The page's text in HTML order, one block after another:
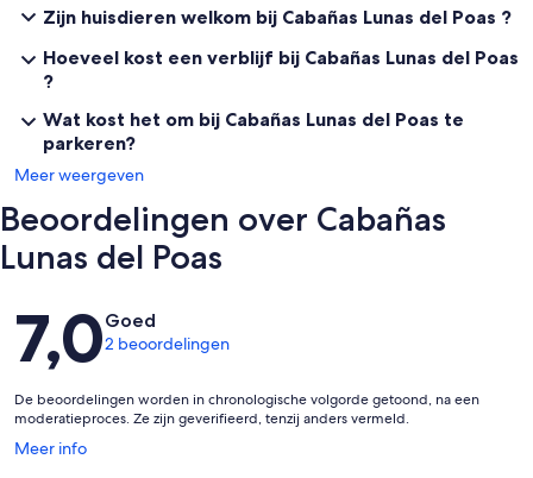
Zijn huisdieren welkom bij Cabañas Lunas del Poas ?
Hoeveel kost een verblijf bij Cabañas Lunas del Poas
?
Wat kost het om bij Cabañas Lunas del Poas te
parkeren?
Meer weergeven
Beoordelingen over Cabañas
Lunas del Poas
Beoordelingen
7,0Goed
2 beoordelingen
De beoordelingen worden in chronologische volgorde getoond, na een
moderatieproces. Ze zijn geverifieerd, tenzij anders vermeld.
Meer info
Opent